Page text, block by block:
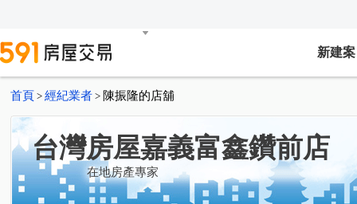
新建案
首頁 > 經紀業者 > 陳振隆的店舖
台灣房屋嘉義富鑫鑽前店
在地房產專家